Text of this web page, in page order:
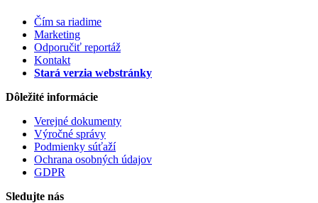
Čím sa riadime
Marketing
Odporučiť reportáž
Kontakt
Stará verzia webstránky
Dôležité informácie
Verejné dokumenty
Výročné správy
Podmienky súťaží
Ochrana osobných údajov
GDPR
Sledujte nás